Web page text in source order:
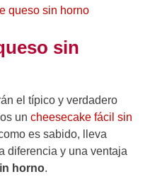
queso sin horno
sin
el típico y verdadero
un cheesecake fácil sin
es sabido, lleva
diferencia y una ventaja
horno.